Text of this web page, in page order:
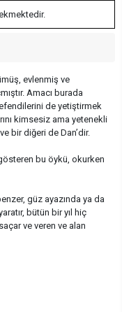
evlenmiş ve
Amacı burada
de yetiştirmek
kimsesiz ama yetenekli
bir diğeri de Dan’dir.
bu öykü, okurken
güz ayazında ya da
bütün bir yıl hiç
ve veren ve alan